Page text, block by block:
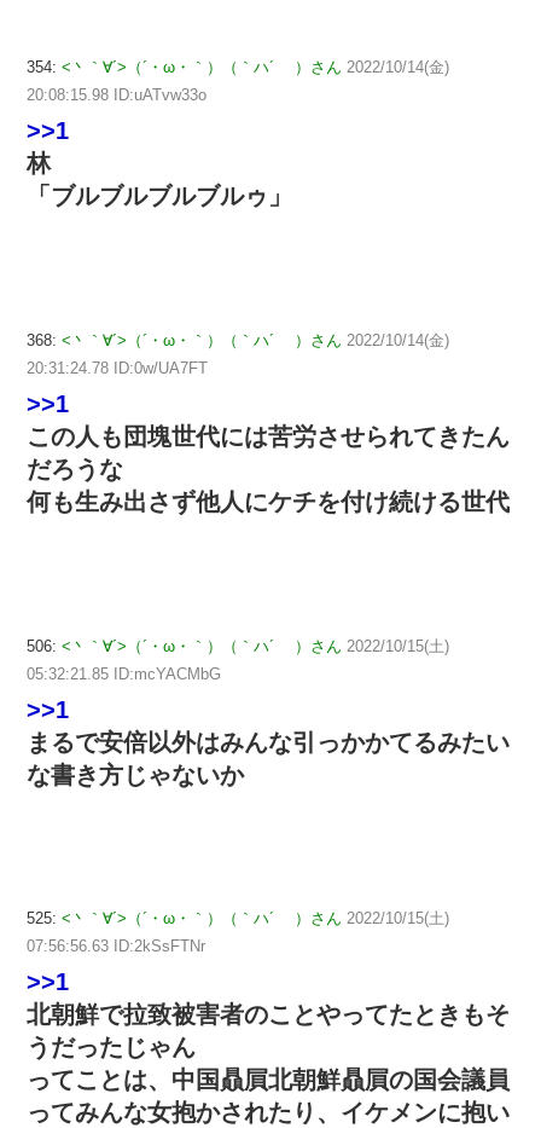
354: <丶｀∀´>（´・ω・｀）（｀ハ´ ）さん 2022/10/14(金)
20:08:15.98 ID:uATvw33o
>>1
林
「ブルブルブルブルゥ」
368: <丶｀∀´>（´・ω・｀）（｀ハ´ ）さん 2022/10/14(金)
20:31:24.78 ID:0w/UA7FT
>>1
この人も団塊世代には苦労させられてきたん
だろうな
何も生み出さず他人にケチを付け続ける世代
506: <丶｀∀´>（´・ω・｀）（｀ハ´ ）さん 2022/10/15(土)
05:32:21.85 ID:mcYACMbG
>>1
まるで安倍以外はみんな引っかかてるみたい
な書き方じゃないか
525: <丶｀∀´>（´・ω・｀）（｀ハ´ ）さん 2022/10/15(土)
07:56:56.63 ID:2kSsFTNr
>>1
北朝鮮で拉致被害者のことやってたときもそ
うだったじゃん
ってことは、中国贔屓北朝鮮贔屓の国会議員
ってみんな女抱かされたり、イケメンに抱い